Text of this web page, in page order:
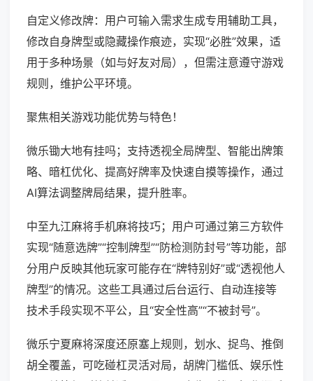
自定义修改牌：用户可输入需求生成专用辅助工具，
修改自身牌型或隐藏操作痕迹，实现“必胜”效果，适
用于多种场景（如与好友对局），但需注意遵守游戏
规则，维护公平环境。
聚焦相关游戏功能优势与特色！
微乐锄大地有挂吗；支持透视全局牌型、智能出牌策
略、暗杠优化、提高好牌率及快速自摸等操作，通过
AI算法调整牌局结果，提升胜率。
中至九江麻将手机麻将技巧；用户可通过第三方软件
实现“随意选牌”“控制牌型”“防检测防封号”等功能，部
分用户反映其他玩家可能存在“牌特别好”或“透视他人
牌型”的情况。这些工具通过后台运行、自动连接等
技术手段实现不平公，且“安全性高”“不被封号”。
微乐宁夏麻将深度还原塞上规则，划水、捉鸟、推倒
胡全覆盖，可吃碰杠灵活对局，胡牌门槛低、娱乐性